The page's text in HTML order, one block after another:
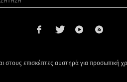
στους επισκέπτες αυστηρά για